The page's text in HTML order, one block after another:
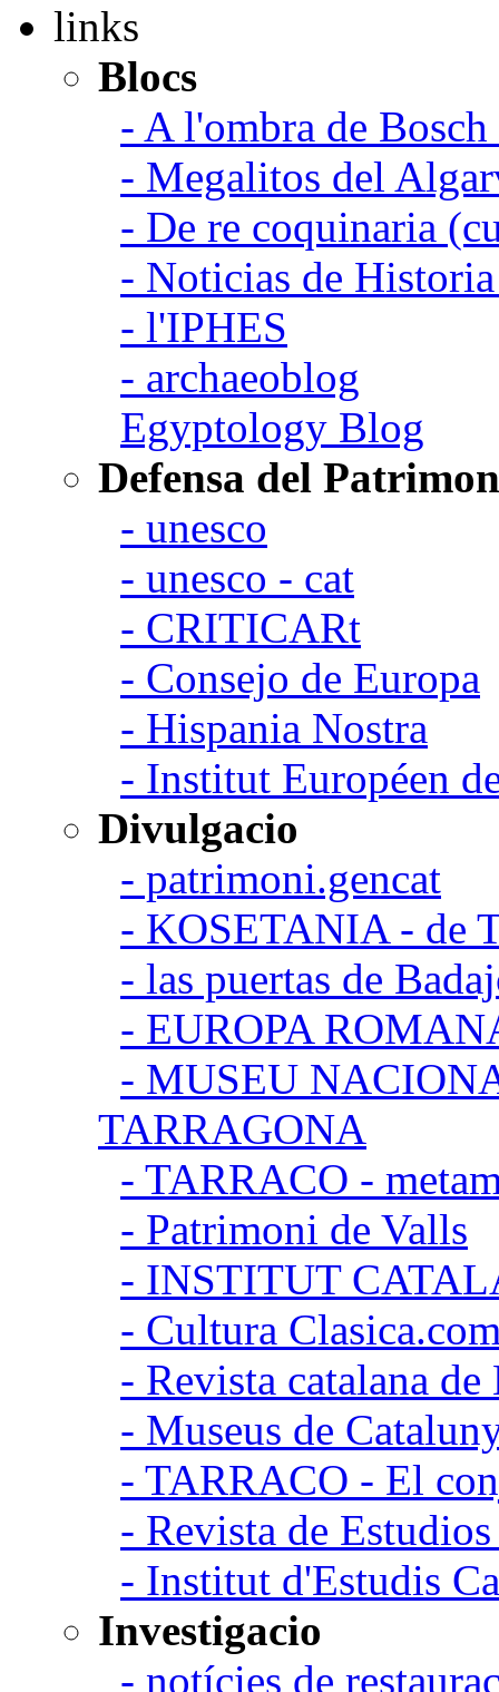
links
Blocs
- A l'ombra de
- Megalitos del
- De re coquinaria
- Noticias de
- l'IPHES
- archaeoblog
Egyptology Blog
Defensa del
- unesco
- unesco - cat
- CRITICARt
- Consejo de Europa
- Hispania Nostra
- Institut Européen
Divulgacio
- patrimoni.gencat
- KOSETANIA - de
- las puertas de
- EUROPA
- MUSEU
TARRAGONA
- TARRACO -
- Patrimoni de Valls
- INSTITUT
- Cultura
- Revista catalana
- Museus de
- TARRACO - El
- Revista de
- Institut d'Estudis
Investigacio
- notícies de